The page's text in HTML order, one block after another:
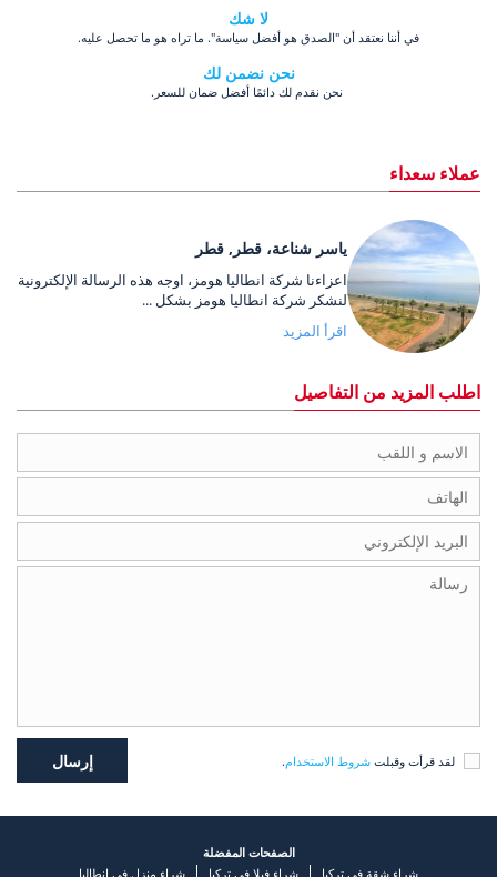
لا شك
في أننا نعتقد أن "الصدق هو أفضل سياسة". ما تراه هو ما تحصل عليه.
نحن نضمن لك
نحن نقدم لك دائمًا أفضل ضمان للسعر.
عملاء سعداء
ياسر شناعة، قطر, قطر
اعزاءنا شركة انطاليا هومز، اوجه هذه الرسالة الإلكترونية
لنشكر شركة انطاليا هومز بشكل ...
اقرأ المزيد
اطلب المزيد من التفاصيل
لقد قرأت وقبلت شروط الاستخدام.
الصفحات المفضلة
شراء شقة في تركيا
شراء فيلا في تركيا شراء منزل في انطاليا